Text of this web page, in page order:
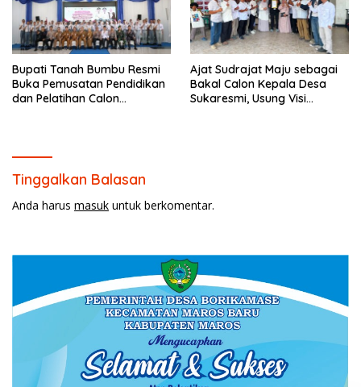
Bupati Tanah Bumbu Resmi
Buka Pemusatan Pendidikan
dan Pelatihan Calon
Ajat Sudrajat Maju sebagai
Bakal Calon Kepala Desa
Sukaresmi, Usung Visi
Tinggalkan Balasan
Anda harus masuk untuk berkomentar.